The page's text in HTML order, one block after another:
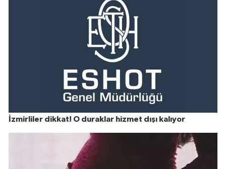
İzmirliler dikkat! O duraklar hizmet dışı kalıyor